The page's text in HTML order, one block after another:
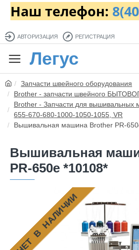
Наш телефон:
АВТОРИЗАЦИЯ РЕГИСТРАЦИЯ
Легус
Запчасти швейного оборудования
Brother - запчасти швейного
Brother - Запчасти для вышивальных
655-670-680-1000-1050-1055, VR
Вышивальная машина Brother PR-
Вышивальная
PR-650e *10108*
НЕТ В НАЛИЧИИ